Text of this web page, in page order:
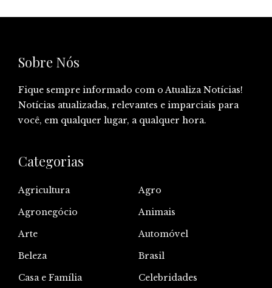
Sobre Nós
Fique sempre informado com o Atualiza Notícias!
Notícias atualizadas, relevantes e imparciais para
você, em qualquer lugar, a qualquer hora.
Categorias
Agricultura
Agro
Agronegócio
Animais
Arte
Automóvel
Beleza
Brasil
Casa e Família
Celebridades